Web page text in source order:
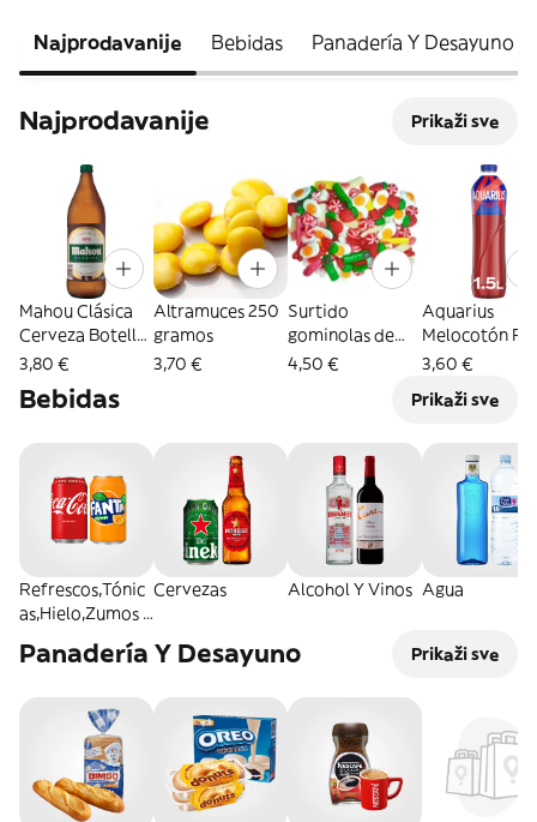
Najprodavanije Bebidas Panadería Y Desayuno
Najprodavanije Prikaži sve
Mahou Clásica
Cerveza Botella
1L
3,80 €
Altramuces 250
gramos
3,70 €
Surtido
gominolas de
brillo 200 grs
4,50 €
Aquarius
Melocotón
botella 1,5L
3,60 €
Bebidas Prikaži sve
Refrescos,Tónic
as,Hielo,Zumos y
Cervezas Alcohol Y Vinos Agua
Panadería Y Desayuno Prikaži sve